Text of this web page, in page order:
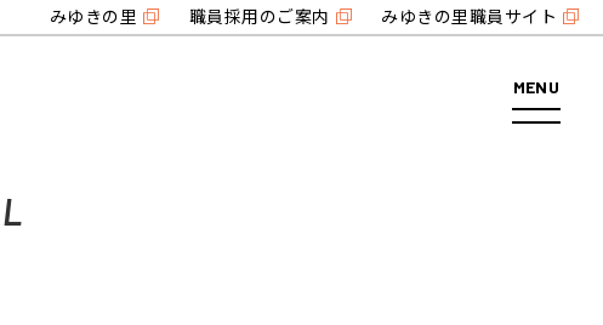
みゆきの里 職員採用のご案内 みゆきの里職員サイト
MENU